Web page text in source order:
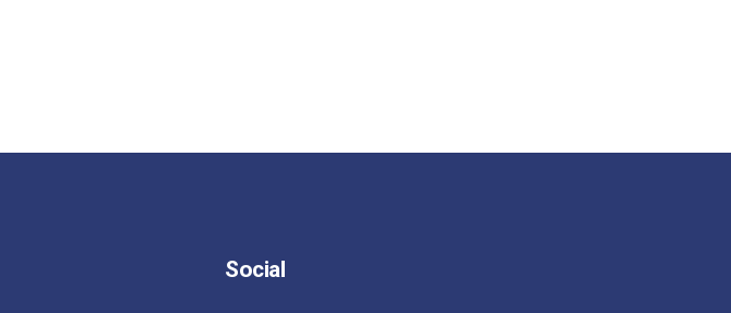
Social